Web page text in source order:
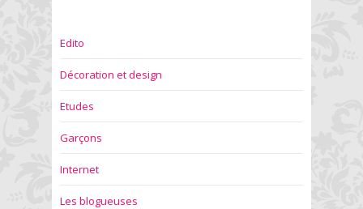
Edito
Décoration et design
Etudes
Garçons
Internet
Les blogueuses